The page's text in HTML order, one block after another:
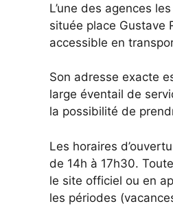
L’une des agences
située place Gustave
accessible en
Son adresse exacte
large éventail de
la possibilité de
Les horaires
de 14h à 17h30.
le site officiel ou en
les périodes